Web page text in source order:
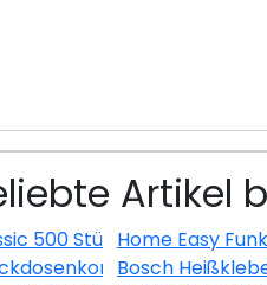
Artikel
500 StückHome Easy
Nautic
Bosch